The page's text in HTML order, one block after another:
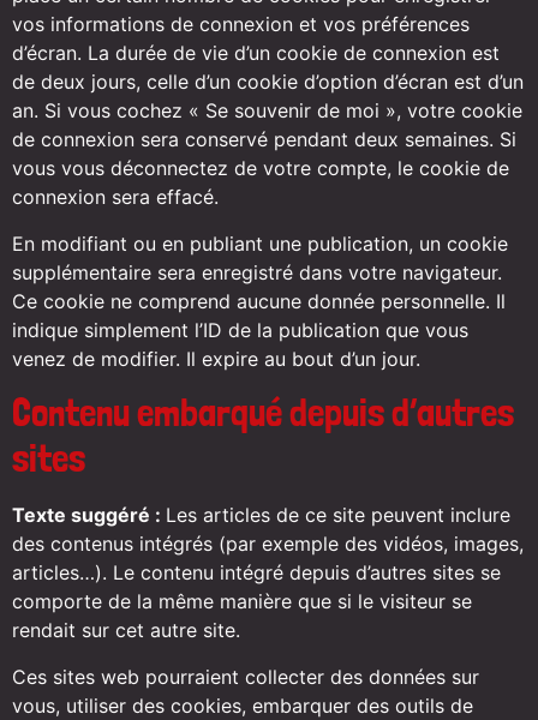
vos informations de connexion et vos préférences
d’écran. La durée de vie d’un cookie de connexion est
de deux jours, celle d’un cookie d’option d’écran est d’un
an. Si vous cochez « Se souvenir de moi », votre cookie
de connexion sera conservé pendant deux semaines. Si
vous vous déconnectez de votre compte, le cookie de
connexion sera effacé.
En modifiant ou en publiant une publication, un cookie
supplémentaire sera enregistré dans votre navigateur.
Ce cookie ne comprend aucune donnée personnelle. Il
indique simplement l’ID de la publication que vous
venez de modifier. Il expire au bout d’un jour.
Contenu embarqué depuis d’autres
sites
Texte suggéré : Les articles de ce site peuvent inclure
des contenus intégrés (par exemple des vidéos, images,
articles…). Le contenu intégré depuis d’autres sites se
comporte de la même manière que si le visiteur se
rendait sur cet autre site.
Ces sites web pourraient collecter des données sur
vous, utiliser des cookies, embarquer des outils de